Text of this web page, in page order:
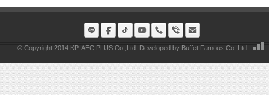
© Copyright 2014 KP-AEC PLUS Co.,Ltd. Developed by Buffet Famous Co.,Ltd.